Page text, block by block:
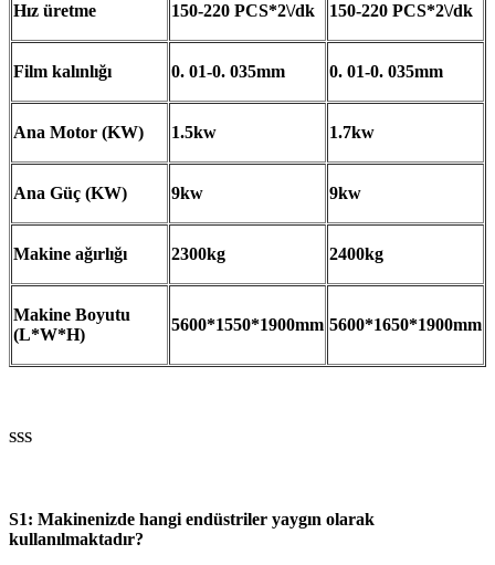
Hız üretme 150-220 PCS*2\/dk 150-220 PCS*2\/dk
Film kalınlığı 0. 01-0. 035mm 0. 01-0. 035mm
Ana Motor (KW) 1.5kw 1.7kw
Ana Güç (KW) 9kw 9kw
Makine ağırlığı 2300kg 2400kg
Makine Boyutu
(L*W*H)
5600*1550*1900mm 5600*1650*1900mm
SSS
S1: Makinenizde hangi endüstriler yaygın olarak
kullanılmaktadır?